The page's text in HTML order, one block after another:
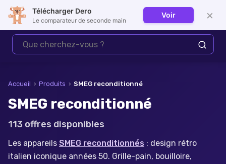
Se connecter
Accueil › Produits › SMEG reconditionné
SMEG reconditionné
113 offres disponibles
Les appareils SMEG reconditionnés : design rétro
italien iconique années 50. Grille-pain, bouilloire,
Télécharger Dero
Le comparateur de seconde main
Voir ×